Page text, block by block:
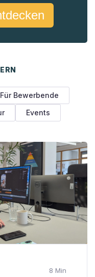
Für Bewerbende
Events
8 Min